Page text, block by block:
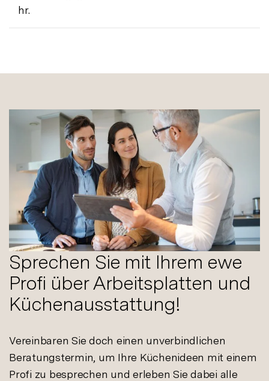
hr.
Sprechen Sie mit Ihrem ewe
Profi über Arbeitsplatten und
Küchenausstattung!
Vereinbaren Sie doch einen unverbindlichen
Beratungstermin, um Ihre Küchenideen mit einem
Profi zu besprechen und erleben Sie dabei alle